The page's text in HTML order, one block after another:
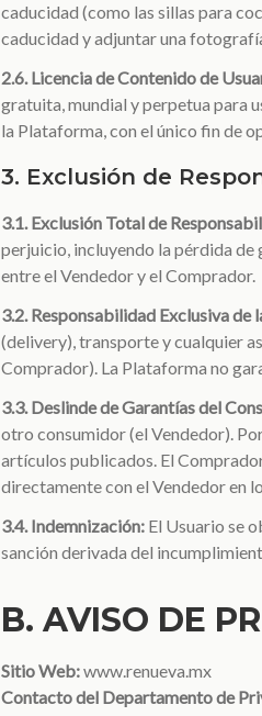
caducidad (como las sillas para
caducidad y adjuntar una
2.6. Licencia de Contenido de
gratuita, mundial y perpetua para
la Plataforma, con el único fin de
3. Exclusión de
3.1. Exclusión Total de
perjuicio, incluyendo la pérdida de
entre el Vendedor y el Comprador.
3.2. Responsabilidad Exclusiva de
(delivery), transporte y cualquier
Comprador). La Plataforma no
3.3. Deslinde de Garantías del
otro consumidor (el Vendedor).
artículos publicados. El
directamente con el Vendedor en
3.4. Indemnización: El Usuario se
sanción derivada del
B. AVISO DE
Sitio Web:www.renueva.mx
Contacto del Departamento de